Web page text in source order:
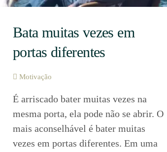
Bata muitas vezes em
portas diferentes
Motivação
É arriscado bater muitas vezes na
mesma porta, ela pode não se abrir. O
mais aconselhável é bater muitas
vezes em portas diferentes. Em uma